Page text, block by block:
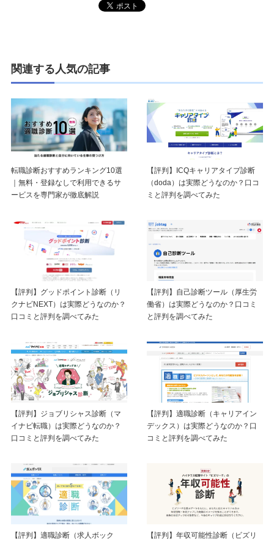
関連する人気の記事
転職診断おすすめランキング10選
｜無料・登録なしで利用できるサ
ービスを専門家が徹底解説
【評判】ICQキャリアタイプ診断
（doda）は実際どうなのか？口コ
ミと評判を調べてみた
【評判】グッドポイント診断（リ
クナビNEXT）は実際どうなのか？
口コミと評判を調べてみた
【評判】自己診断ツール（厚生労
働省）は実際どうなのか？口コミ
と評判を調べてみた
【評判】ジョブリシャス診断（マ
イナビ転職）は実際どうなのか？
口コミと評判を調べてみた
【評判】適職診断（キャリアイン
デックス）は実際どうなのか？口
コミと評判を調べてみた
【評判】適職診断（求人ボック
【評判】年収可能性診断（ビズリ